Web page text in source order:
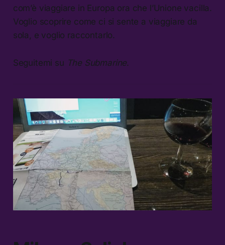
com’è viaggiare in Europa ora che l’Unione vacilla.
Voglio scoprire come ci si sente a viaggiare da
sola, e voglio raccontarlo.
Seguitemi su The Submarine.